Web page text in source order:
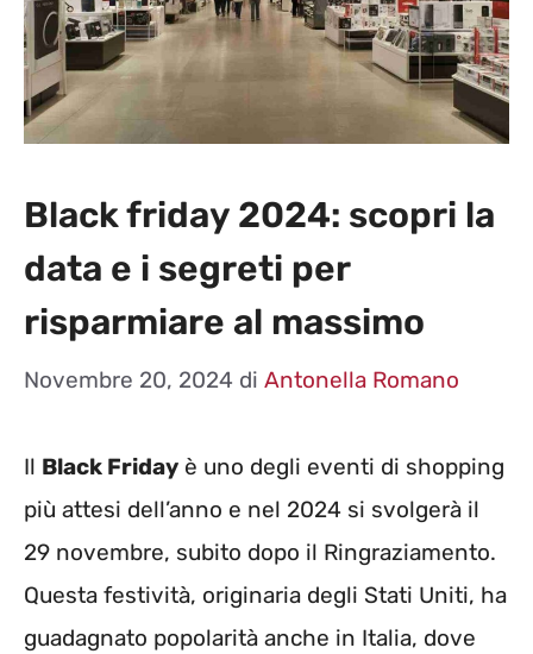
Black friday 2024: scopri la
data e i segreti per
risparmiare al massimo
Novembre 20, 2024 di Antonella Romano
Il Black Friday è uno degli eventi di shopping
più attesi dell’anno e nel 2024 si svolgerà il
29 novembre, subito dopo il Ringraziamento.
Questa festività, originaria degli Stati Uniti, ha
guadagnato popolarità anche in Italia, dove